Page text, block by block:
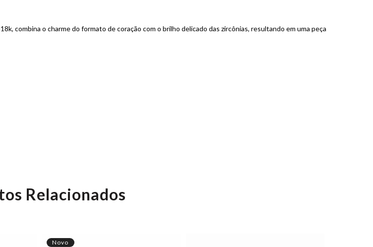
combina o charme do formato de coração com o brilho delicado das zircônias, resultando em uma peça
Relacionados
Novo